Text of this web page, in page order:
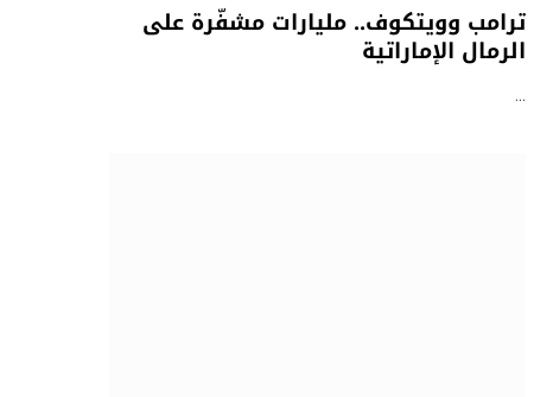
ترامب وويتكوف.. مليارات مشفّرة على
الرمال الإماراتية
…